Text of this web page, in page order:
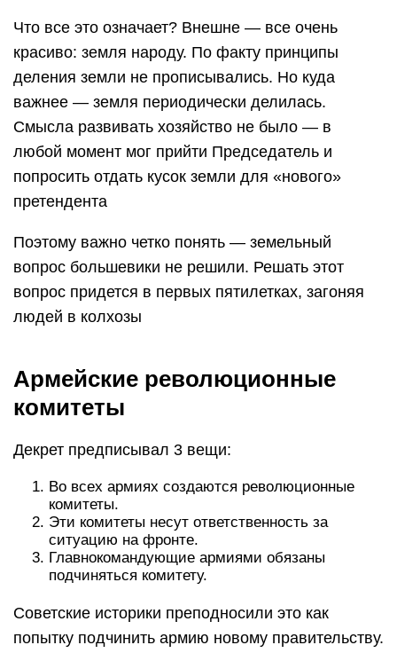
Что все это означает? Внешне — все очень
красиво: земля народу. По факту принципы
деления земли не прописывались. Но куда
важнее — земля периодически делилась.
Смысла развивать хозяйство не было — в
любой момент мог прийти Председатель и
попросить отдать кусок земли для «нового»
претендента
Поэтому важно четко понять — земельный
вопрос большевики не решили. Решать этот
вопрос придется в первых пятилетках, загоняя
людей в колхозы
Армейские революционные
комитеты
Декрет предписывал 3 вещи:
Во всех армиях создаются революционные
комитеты.
Эти комитеты несут ответственность за
ситуацию на фронте.
Главнокомандующие армиями обязаны
подчиняться комитету.
Советские историки преподносили это как
попытку подчинить армию новому правительству.